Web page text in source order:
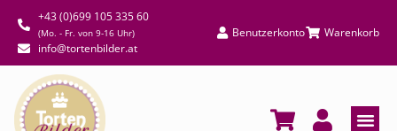
+43 (0)699 105 335 60
(Mo. - Fr. von 9-16 Uhr)
info@tortenbilder.at
Benutzerkonto Warenkorb